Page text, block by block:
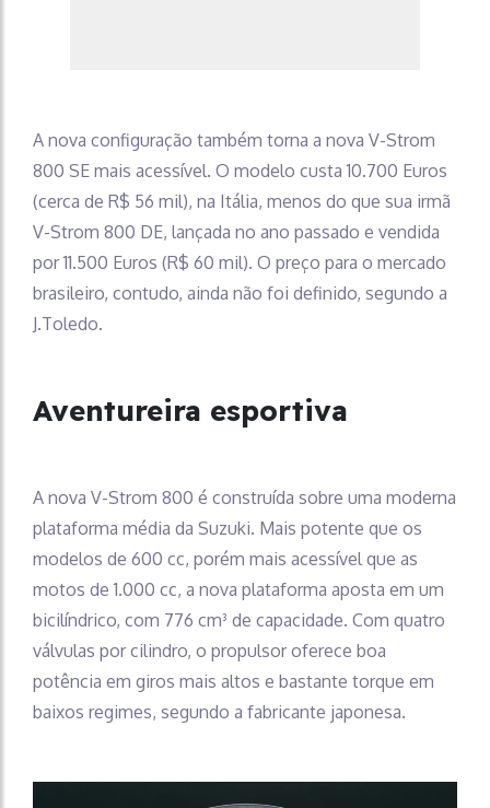
A nova configuração também torna a nova V-Strom
800 SE mais acessível. O modelo custa 10.700 Euros
(cerca de R$ 56 mil), na Itália, menos do que sua irmã
V-Strom 800 DE, lançada no ano passado e vendida
por 11.500 Euros (R$ 60 mil). O preço para o mercado
brasileiro, contudo, ainda não foi definido, segundo a
J.Toledo.
Aventureira esportiva
A nova V-Strom 800 é construída sobre uma moderna
plataforma média da Suzuki. Mais potente que os
modelos de 600 cc, porém mais acessível que as
motos de 1.000 cc, a nova plataforma aposta em um
bicilíndrico, com 776 cm³ de capacidade. Com quatro
válvulas por cilindro, o propulsor oferece boa
potência em giros mais altos e bastante torque em
baixos regimes, segundo a fabricante japonesa.